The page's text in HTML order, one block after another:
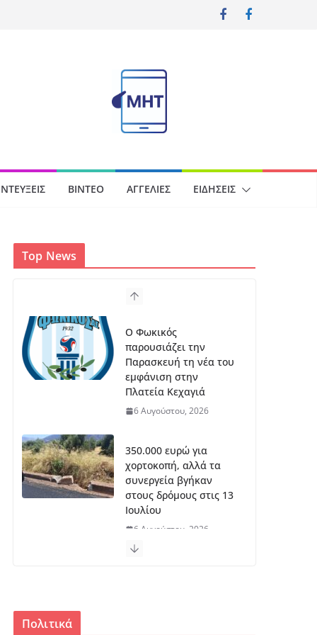
ΒΊΝΤΕΟ ΑΓΓΕΛΊΕΣ ΕΙΔΉΣΕΙΣ
Top News
Ο Φωκικός
παρουσιάζει την
Παρασκευή τη νέα του
εμφάνιση στην
Πλατεία Κεχαγιά
6 Αυγούστου, 2026
350.000 ευρώ για
χορτοκοπή, αλλά τα
συνεργεία βγήκαν
στους δρόμους στις 13
Ιουλίου
6 Αυγούστου, 2026
Πολιτικά